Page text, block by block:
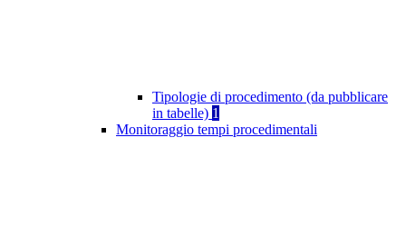
Tipologie di procedimento (da pubblicare
in tabelle) 1
Monitoraggio tempi procedimentali